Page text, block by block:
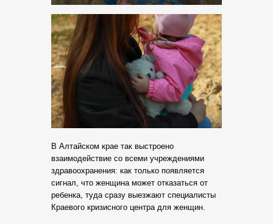
В Алтайском крае так выстроено
взаимодействие со всеми учреждениями
здравоохранения: как только появляется
сигнал, что женщина может отказаться от
ребенка, туда сразу выезжают специалисты
Краевого кризисного центра для женщин.